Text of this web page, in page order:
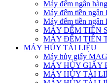
Máy đếm ngân
Máy đếm tiền ngân
Máy đếm tiền ngân
MÁY ĐẾM TIỀN
MÁY ĐẾM TIỀN
MÁY HỦY TÀI LIỆU
Máy hủy giấy
MÁY HỦY GIẤY
MÁY HỦY TÀI